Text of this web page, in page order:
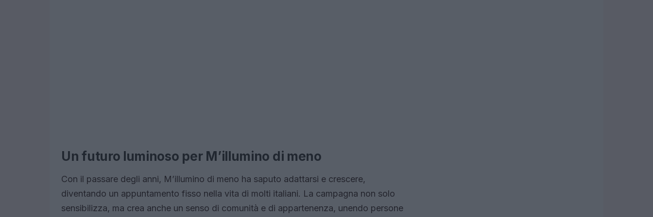
Un futuro luminoso per M’illumino di meno
Con il passare degli anni, M’illumino di meno ha saputo adattarsi e crescere,
diventando un appuntamento fisso nella vita di molti italiani. La campagna non solo
sensibilizza, ma crea anche un senso di comunità e di appartenenza, unendo persone